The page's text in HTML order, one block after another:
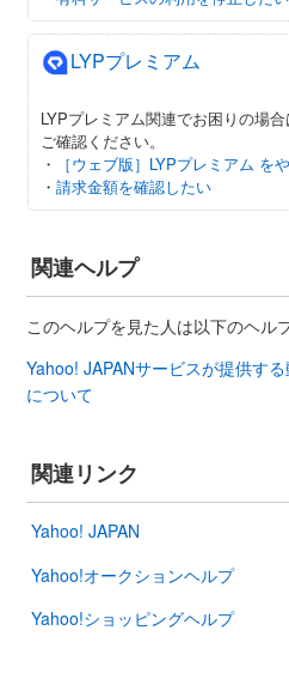
LYPプレミアム
LYPプレミアム関連でお困りの場
ご確認ください。
・
［ウェブ版］LYPプレミアム を
・ 請求金額を確認したい
関連ヘルプ
このヘルプを見た人は以下のヘル
Yahoo! JAPANサービスが提供す
について
関連リンク
Yahoo! JAPAN
Yahoo!オークションヘルプ
Yahoo!ショッピングヘルプ